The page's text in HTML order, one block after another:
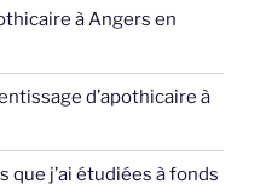
à Angers en
d’apothicaire à
que j’ai étudiées à fonds